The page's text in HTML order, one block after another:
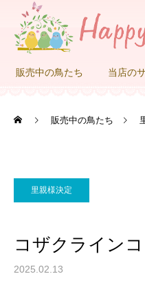
販売中の鳥たち 当店の
販売中の鳥たち
里親様決定
コザクライン
2025.02.13